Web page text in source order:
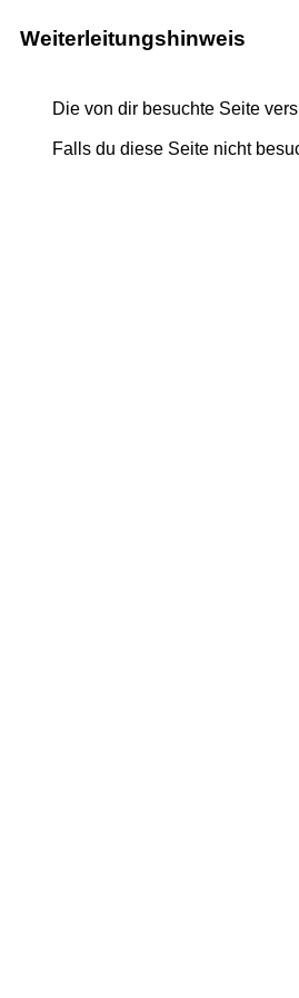
Weiterleitungshinweis
Die von dir besuchte Seite
Falls du diese Seite nicht